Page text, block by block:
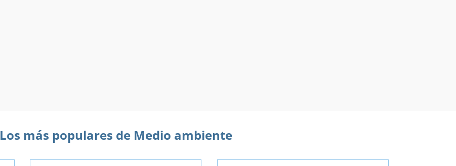
Los más populares de Medio ambiente